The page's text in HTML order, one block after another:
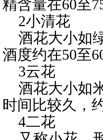
精含量在60至
2小清花
酒花大小如
酒度约在50至
3云花
酒花大小如
时间比较久，
4二花